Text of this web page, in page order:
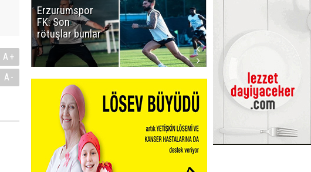
A+
A-
Erzurumspor
FK: Son
rötuşlar bunlar